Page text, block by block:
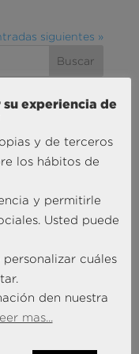
siguientes »
en
Puertas
experiencia de
y de terceros
los hábitos de
y permitirle
Usted puede
cuáles
den nuestra
mas...